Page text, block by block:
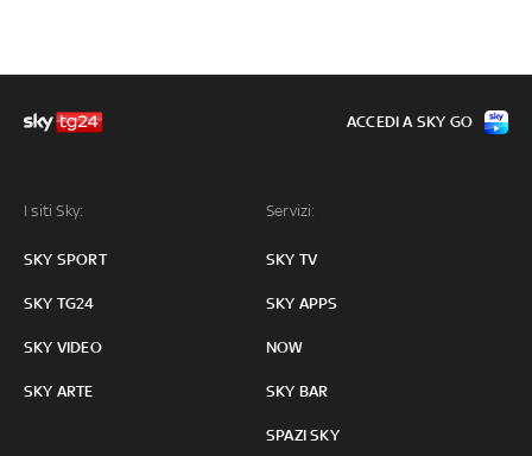
I siti Sky:
SKY SPORT
SKY TG24
SKY VIDEO
SKY ARTE
Servizi:
SKY TV
SKY APPS
NOW
SKY BAR
SPAZI SKY
ACCEDI A SKY GO